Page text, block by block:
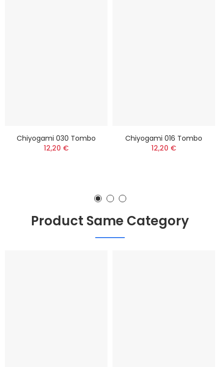
Chiyogami 030 Tombo
12,20 €
Chiyogami 016 Tombo
12,20 €
Product Same Category